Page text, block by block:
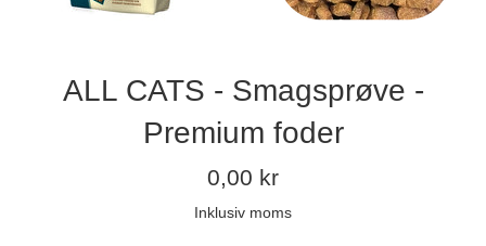
ALL CATS - Smagsprøve -
Premium foder
Normalpris
0,00 kr
Inklusiv moms